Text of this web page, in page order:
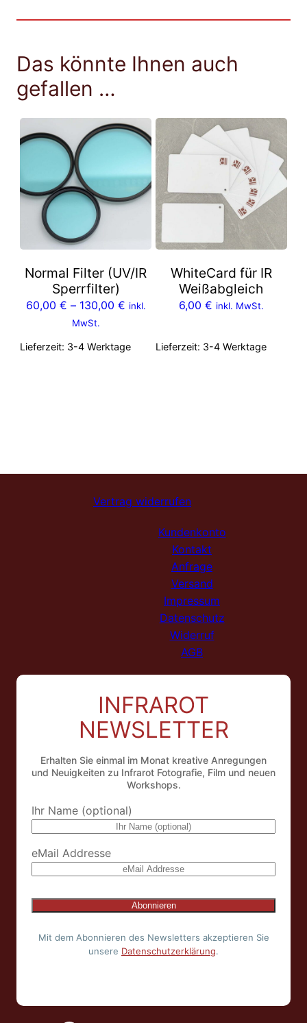
Das könnte Ihnen auch
gefallen …
Normal Filter (UV/IR
Sperrfilter)
60,00 € – 130,00 € inkl.
MwSt.
Lieferzeit: 3-4 Werktage
WhiteCard für IR
Weißabgleich
6,00 € inkl. MwSt.
Lieferzeit: 3-4 Werktage
Vertrag widerrufen
Kundenkonto
Kontakt
Anfrage
Versand
Impressum
Datenschutz
Widerruf
AGB
INFRAROT
NEWSLETTER
Erhalten Sie einmal im Monat kreative Anregungen
und Neuigkeiten zu Infrarot Fotografie, Film und neuen
Workshops.
Ihr Name (optional)
eMail Addresse
Mit dem Abonnieren des Newsletters akzeptieren Sie
unsere Datenschutzerklärung.